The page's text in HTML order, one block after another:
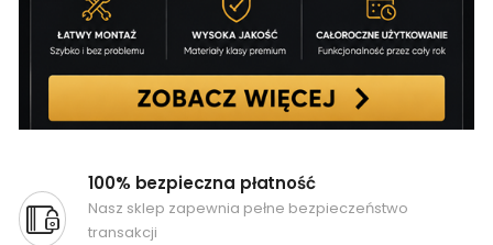
100% bezpieczna płatność
Nasz sklep zapewnia pełne bezpieczeństwo
transakcji